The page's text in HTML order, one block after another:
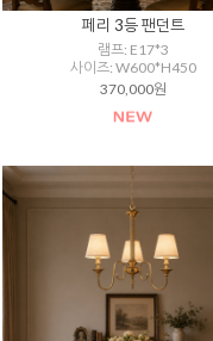
페리 3등 팬던트
램프: E17*3
사이즈: W600*H450
370,000원